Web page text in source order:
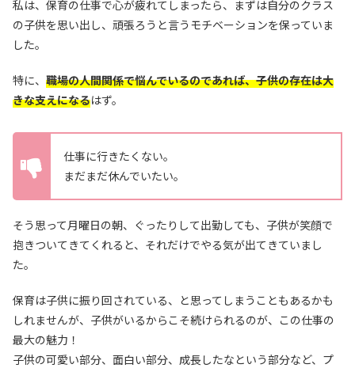
私は、保育の仕事で心が疲れてしまったら、まずは自分のクラス
の子供を思い出し、頑張ろうと言うモチベーションを保っていま
した。
特に、 職場の人間関係で悩んでいるのであれば、子供の存在は大
きな支えになるはず。
仕事に行きたくない。
まだまだ休んでいたい。
そう思って月曜日の朝、ぐったりして出勤しても、子供が笑顔で
抱きついてきてくれると、それだけでやる気が出てきていまし
た。
保育は子供に振り回されている、と思ってしまうこともあるかも
しれませんが、子供がいるからこそ続けられるのが、この仕事の
最大の魅力！
子供の可愛い部分、面白い部分、成長したなという部分など、プ